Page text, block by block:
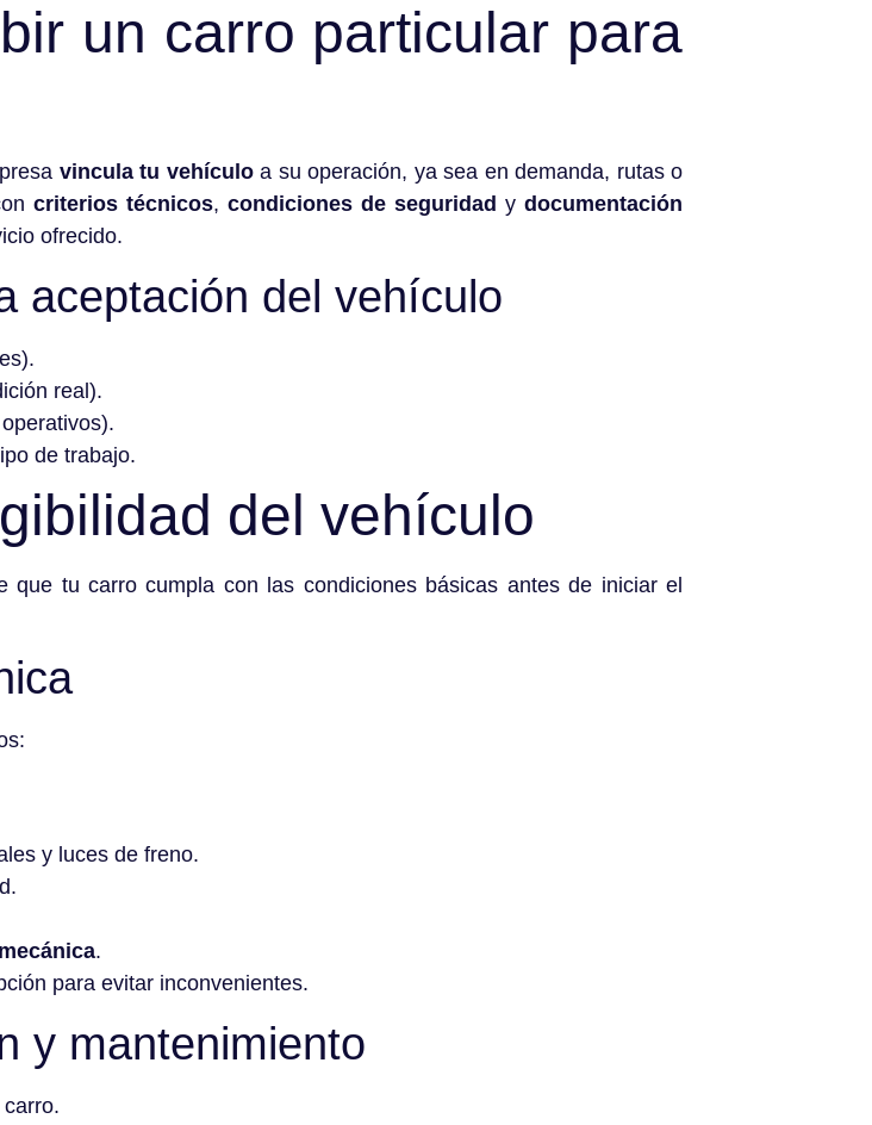
un carro particular para
vincula tu vehículoa su operación, ya sea en demanda, rutas o
criterios técnicos, condiciones de seguridad y documentación
ofrecido.
aceptación del vehículo
real).
de trabajo.
del vehículo
tu carro cumpla con las condiciones básicas antes de iniciar el
y luces de freno.
.
para evitar inconvenientes.
y mantenimiento